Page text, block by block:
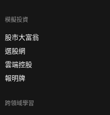
模擬投資
股市大富翁
選股網
雲端控股
報明牌
跨領域學習